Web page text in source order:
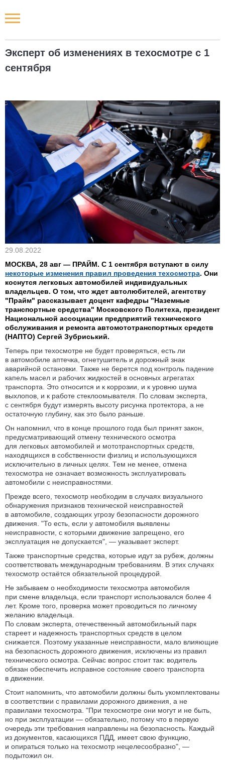
Эксперт об изменениях в техосмотре с 1
сентября
29.08.2022
МОСКВА, 28 авг — ПРАЙМ. С 1 сентября вступают в силу
некоторые изменения правил проведения техосмотра. Они
коснутся легковых автомобилей индивидуальных
владельцев. О том, что ждет автолюбителей, агентству
"Прайм" рассказывает доцент кафедры "Наземные
транспортные средства" Московского Политеха, президент
Национальной ассоциации предприятий технического
обслуживания и ремонта автомототранспортных средств
(НАПТО) Сергей Зубриський.
Теперь при техосмотре не будет проверяться, есть ли
в автомобиле аптечка, огнетушитель и дорожный знак
аварийной остановки. Также не берется под контроль падение
капель масел и рабочих жидкостей в основных агрегатах
транспорта. Это относится и к коррозии, и к уровню шума
выхлопов, и к работе стеклоомывателя. По словам эксперта,
с сентября будут измерять высоту рисунка протектора, а не
остаточную глубину, как это было раньше.
Он напомнил, что в конце прошлого года был принят закон,
предусматривающий отмену технического осмотра
для легковых автомобилей и мототранспортных средств,
находящихся в собственности физлиц и использующихся
исключительно в личных целях. Тем не менее, отмена
техосмотра не означает возможность эксплуатировать
автомобили с неисправностями.
Прежде всего, техосмотр необходим в случаях визуального
обнаружения признаков технической неисправностей
в автомобиле, создающих угрозу безопасности дорожного
движения. "То есть, если у автомобиля выявлены
неисправности, с которыми движение запрещено, его
эксплуатация не допускается", — указывает эксперт.
Также транспортные средства, которые идут за рубеж, должны
соответствовать международным требованиям. В этих случаях
техосмотр остаётся обязательной процедурой.
Не забываем о необходимости техосмотра автомобиля
при смене владельца, если транспорт использовался более 4
лет. Кроме того, проверка может проводиться по личному
желанию владельца.
По словам эксперта, отечественный автомобильный парк
стареет и надежность транспортных средств в целом
снижается. Поэтому указанные неисправности, мало влияющие
на безопасность дорожного движения, исключены из правил
технического осмотра. Сейчас вопрос стоит так: водитель
обязан обеспечить исправное состояние своего транспорта
в движении.
Стоит напомнить, что автомобили должны быть укомплектованы
в соответствии с правилами дорожного движения, а не
правилами техосмотра. "При техосмотре они могут и не быть,
но при эксплуатации — обязательно, потому что в первую
очередь эти требования направлены на безопасность. Каждый
из документов, касающихся ПДД, имеет свою функцию,
и опираться только на техосмотр нецелесообразно", —
подытожил он.
Новости РФ
Городские новости
Наши мероприятия
Статьи